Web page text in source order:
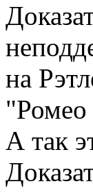
на
А так